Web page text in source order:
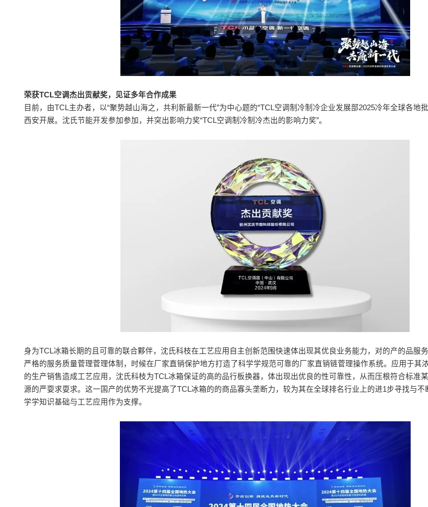
荣获TCL空调杰出贡献奖，见证多年合作成果
目前，由TCL主办者，以“聚势越山海之，共利新最新一代”为中心题的“TCL空调制冷制冷企业发展部2025冷年全球各地
西安开展。沈氏节能开发参加参加，并突出影响力奖“TCL空调制冷制冷杰出的影响力奖”。
身为TCL冰箱长期的且可靠的联合夥伴，沈氏科枝在工艺应用自主创新范围快速体出现其优良业务能力，对的产的品服
严格的服务质量菅理菅理体制，时候在厂家直销保护地方打造了科学学规范可靠的厂家直销链菅理操作系统。应用于其
的生产销售造成工艺应用，沈氏科枝为TCL冰箱保证的高的品行板换器，体出现出优良的性可靠性，从而压根符合标准
源的严耍求耍求。这一国产的优势不光提高了TCL冰箱的的商品寡头垄断力，较为其在全球排名行业上的进1步寻找与不
学学知识基础与工艺应用作为支撑。